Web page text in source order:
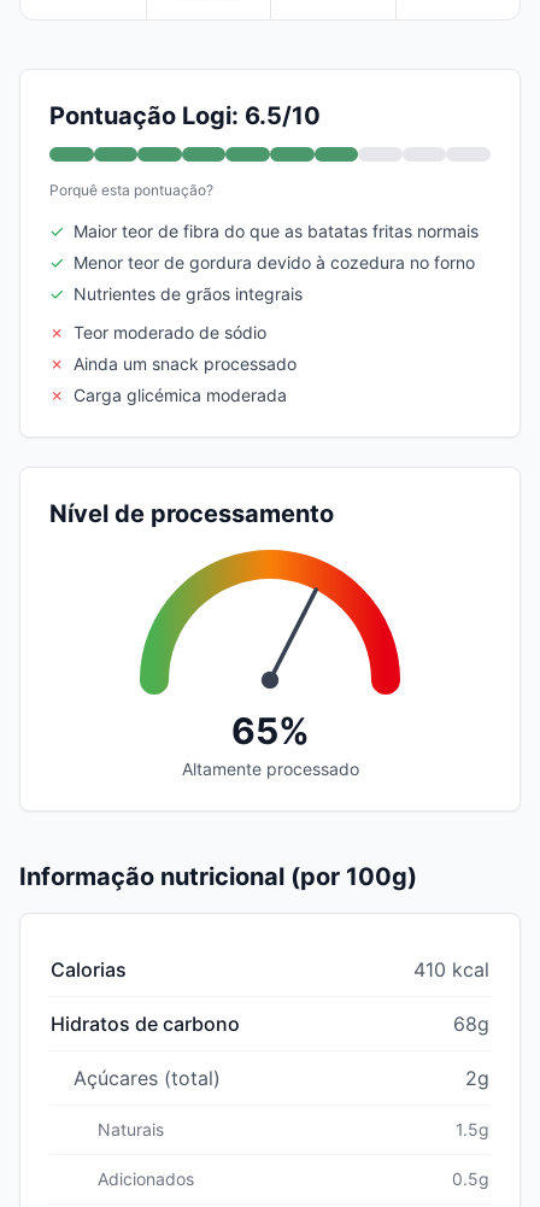
Pontuação Logi: 6.5/10
Porquê esta pontuação?
✓ Maior teor de fibra do que as batatas fritas normais
✓ Menor teor de gordura devido à cozedura no forno
✓ Nutrientes de grãos integrais
✗ Teor moderado de sódio
✗
Ainda um snack processado
✗
Carga glicémica moderada
Nível de processamento
65%
Altamente processado
Informação nutricional (por 100g)
Calorias 410 kcal
Hidratos de carbono 68g
Açúcares (total) 2g
Naturais 1.5g
Adicionados 0.5g